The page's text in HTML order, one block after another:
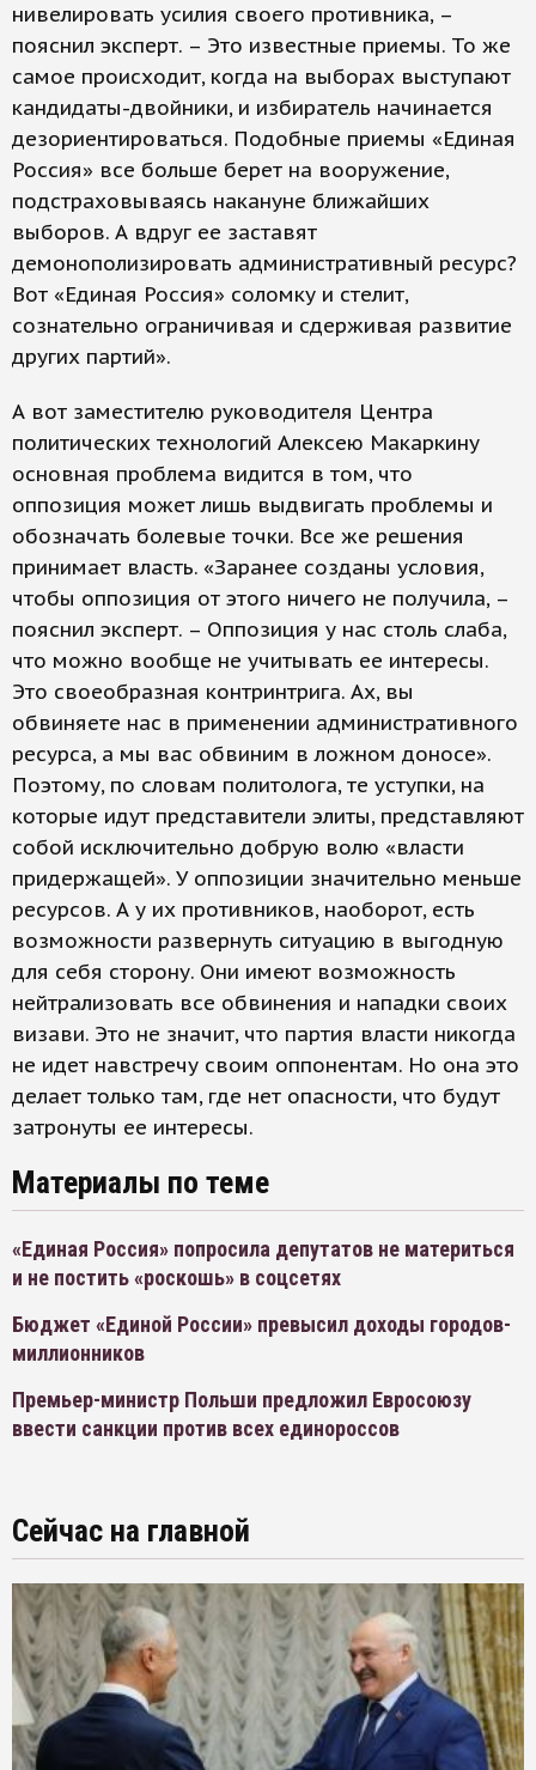
нивелировать усилия своего противника, –
пояснил эксперт. – Это известные приемы. То же
самое происходит, когда на выборах выступают
кандидаты-двойники, и избиратель начинается
дезориентироваться. Подобные приемы «Единая
Россия» все больше берет на вооружение,
подстраховываясь накануне ближайших
выборов. А вдруг ее заставят
демонополизировать административный ресурс?
Вот «Единая Россия» соломку и стелит,
сознательно ограничивая и сдерживая развитие
других партий».
А вот заместителю руководителя Центра
политических технологий Алексею Макаркину
основная проблема видится в том, что
оппозиция может лишь выдвигать проблемы и
обозначать болевые точки. Все же решения
принимает власть. «Заранее созданы условия,
чтобы оппозиция от этого ничего не получила, –
пояснил эксперт. – Оппозиция у нас столь слаба,
что можно вообще не учитывать ее интересы.
Это своеобразная контринтрига. Ах, вы
обвиняете нас в применении административного
ресурса, а мы вас обвиним в ложном доносе».
Поэтому, по словам политолога, те уступки, на
которые идут представители элиты, представляют
собой исключительно добрую волю «власти
придержащей». У оппозиции значительно меньше
ресурсов. А у их противников, наоборот, есть
возможности развернуть ситуацию в выгодную
для себя сторону. Они имеют возможность
нейтрализовать все обвинения и нападки своих
визави. Это не значит, что партия власти никогда
не идет навстречу своим оппонентам. Но она это
делает только там, где нет опасности, что будут
затронуты ее интересы.
Материалы по теме
«Единая Россия» попросила депутатов не материться
и не постить «роскошь» в соцсетях
Бюджет «Единой России» превысил доходы городов-
миллионников
Премьер-министр Польши предложил Евросоюзу
ввести санкции против всех единороссов
Сейчас на главной